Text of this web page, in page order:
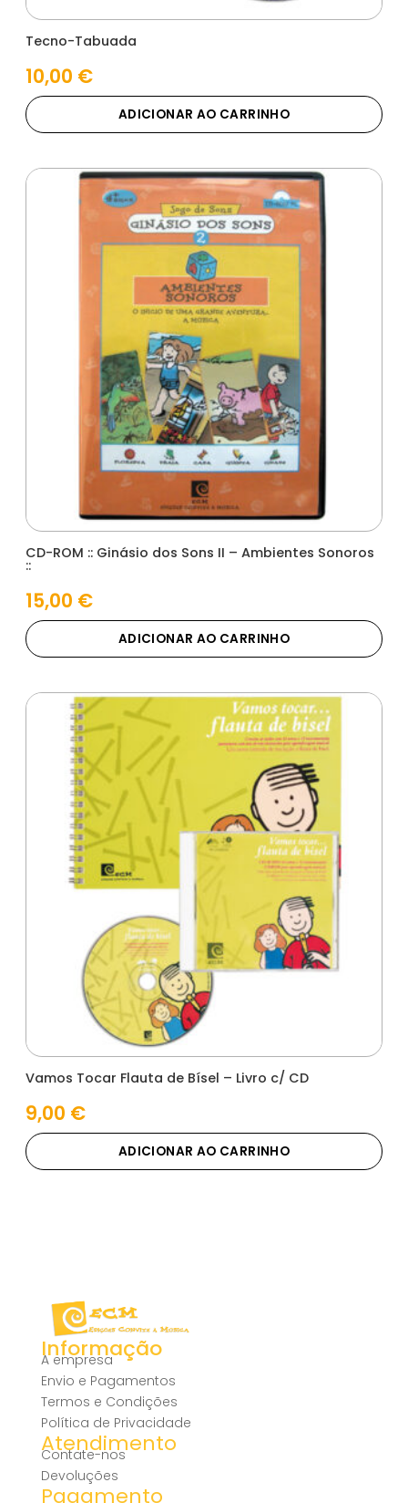
Tecno-Tabuada
10,00 €
ADICIONAR AO CARRINHO
CD-ROM :: Ginásio dos Sons II – Ambientes Sonoros
::
15,00 €
ADICIONAR AO CARRINHO
Vamos Tocar Flauta de Bísel – Livro c/ CD
9,00 €
ADICIONAR AO CARRINHO
Informação
A empresa
Envio e Pagamentos
Termos e Condições
Política de Privacidade
Atendimento
Contate-nos
Devoluções
Pagamento